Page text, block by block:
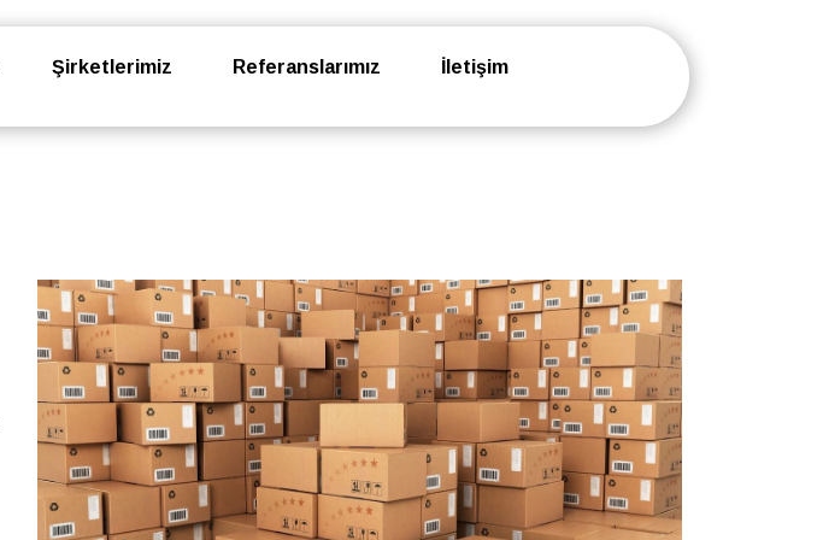
Şirketlerimiz Referanslarımız İletişim